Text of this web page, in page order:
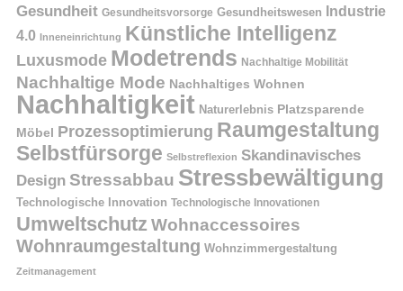
Gesundheit Gesundheitsvorsorge Gesundheitswesen Industrie
4.0 Inneneinrichtung Künstliche Intelligenz
Luxusmode Modetrends Nachhaltige Mobilität
Nachhaltige Mode Nachhaltiges Wohnen
Nachhaltigkeit Naturerlebnis Platzsparende
Möbel
Prozessoptimierung Raumgestaltung
Selbstfürsorge Selbstreflexion Skandinavisches
Design Stressabbau Stressbewältigung
Technologische Innovation Technologische Innovationen
Umweltschutz Wohnaccessoires
Wohnraumgestaltung Wohnzimmergestaltung
Zeitmanagement